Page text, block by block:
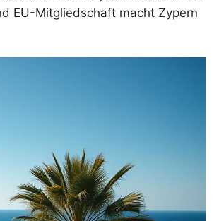
EU-Mitgliedschaft macht Zypern